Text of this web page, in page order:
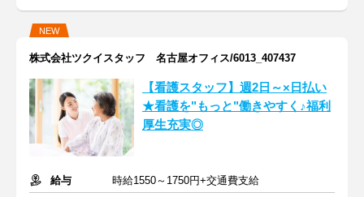
NEW
株式会社ツクイスタッフ 名古屋オフィス/6013_407437
【看護スタッフ】週2日～×日払い
★看護を"もっと"働きやすく♪福利
厚生充実◎
給与
時給1550～1750円+交通費支給